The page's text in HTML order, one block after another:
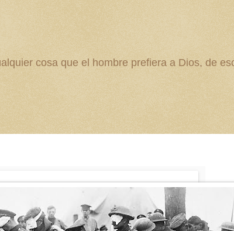
cosa que el hombre prefiera a Dios, de